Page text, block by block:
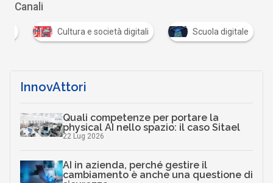
Canali
Cultura e società digitali Scuola digitale
InnovAttori
Quali competenze per portare la
physical AI nello spazio: il caso Sitael
22 Lug 2026
AI in azienda, perché gestire il
cambiamento è anche una questione di